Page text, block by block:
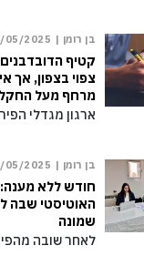
בן רומן | 05/2025
קטיף הדובדבנים
צפוי בצפון, אך
מרחף מעל
ארגון מגדלי
בן רומן | 05/2025
חודש ללא
האוטיסטי שבה
שמונה
לאחר שובה